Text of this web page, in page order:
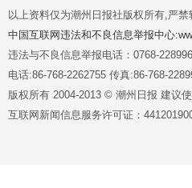
以上资料仅为潮州日报社版权所有,严
中国互联网违法和不良信息举报中心
违法与不良信息举报电话：0768-
电话:86-768-2262755 传真:86-768-
版权所有 2004-2013 © 潮州日报 建议
互联网新闻信息服务许可证：